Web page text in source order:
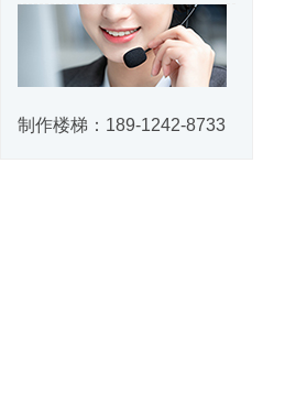
制作楼梯： 189-1242-8733